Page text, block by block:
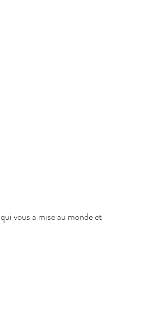
vous a mise au monde et